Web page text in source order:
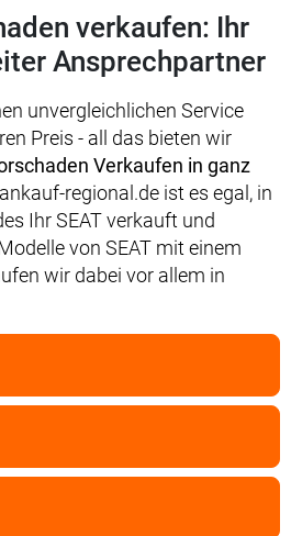
verkaufen: Ihr
Ansprechpartner
unvergleichlichen Service
Preis - all das bieten wir
Verkaufen in ganz
regional.de ist es egal, in
Ihr SEAT verkauft und
von SEAT mit einem
wir dabei vor allem in